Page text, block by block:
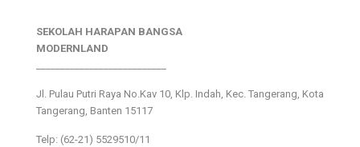
SEKOLAH HARAPAN BANGSA
MODERNLAND
Jl. Pulau Putri Raya No.Kav 10, Klp. Indah, Kec. Tangerang, Kota
Tangerang, Banten 15117
Telp: (62-21) 5529510/11